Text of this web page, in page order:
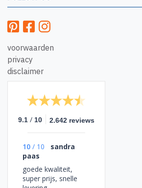
voorwaarden
privacy
disclaimer
9.1 / 10 2.642 reviews
10 / 10
sandra
paas
goede kwaliteit,
super prijs, snelle